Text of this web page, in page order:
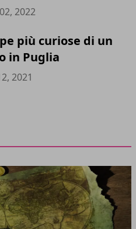
2022
più curiose di un
in Puglia
2021